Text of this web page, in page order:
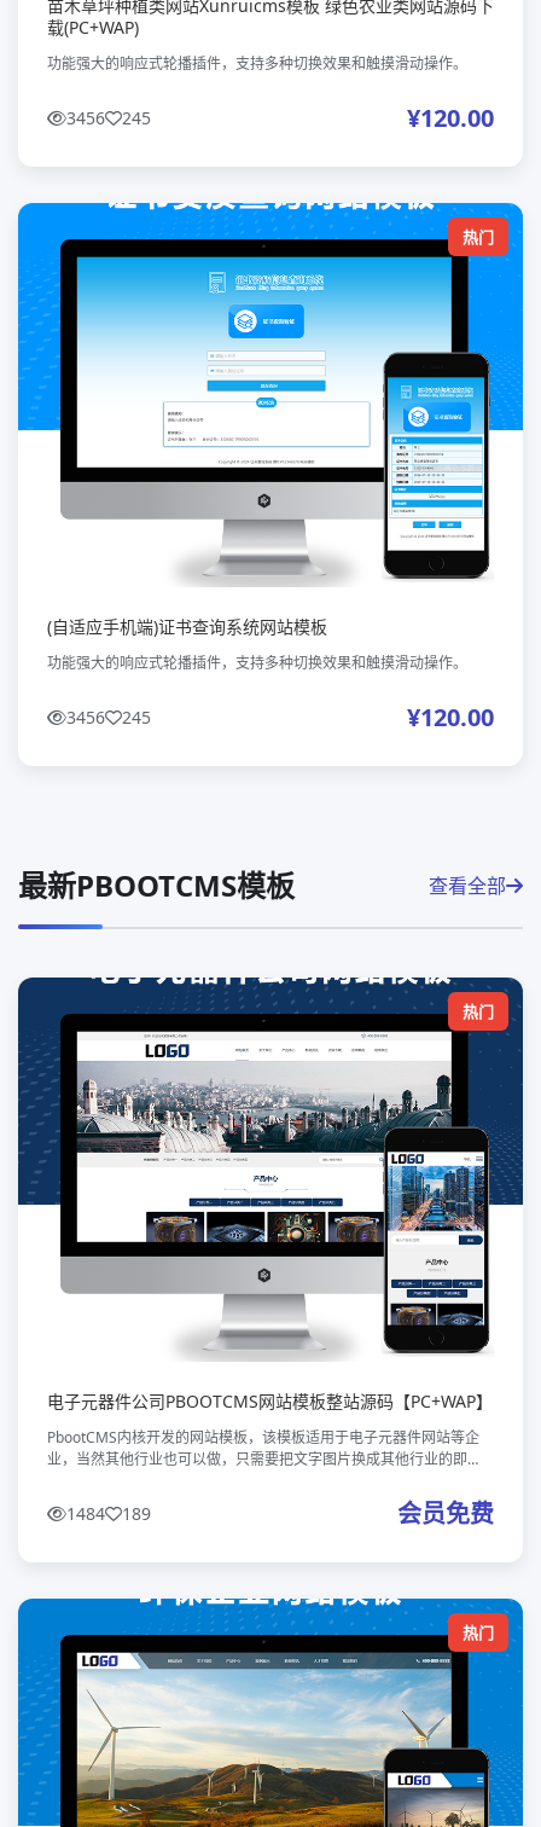
苗木草坪种植类网站Xunruicms模板 绿色农业类网站源码下
载(PC+WAP)
功能强大的响应式轮播插件，支持多种切换效果和触摸滑动操作。
3456 245 ¥120.00
热门
(自适应手机端)证书查询系统网站模板
功能强大的响应式轮播插件，支持多种切换效果和触摸滑动操作。
3456 245 ¥120.00
最新PBOOTCMS模板 查看全部
热门
电子元器件公司PBOOTCMS网站模板整站源码【PC+WAP】
PbootCMS内核开发的网站模板，该模板适用于电子元器件网站等企
业，当然其他行业也可以做，只需要把文字图片换成其他行业的即
芯片、精密电子配
1484 189 会员免费
热门